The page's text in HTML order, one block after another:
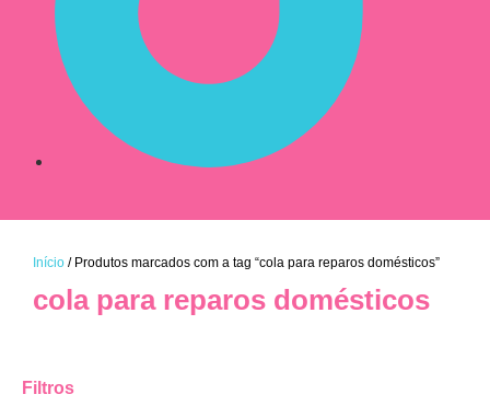
Início / Produtos marcados com a tag “cola para reparos domésticos”
cola para reparos domésticos
Filtros